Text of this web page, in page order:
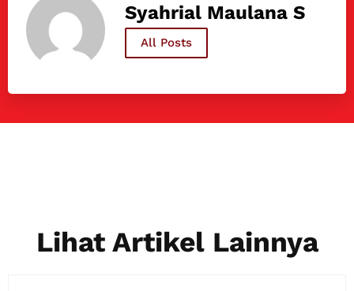
Syahrial Maulana S
All Posts
Lihat Artikel Lainnya